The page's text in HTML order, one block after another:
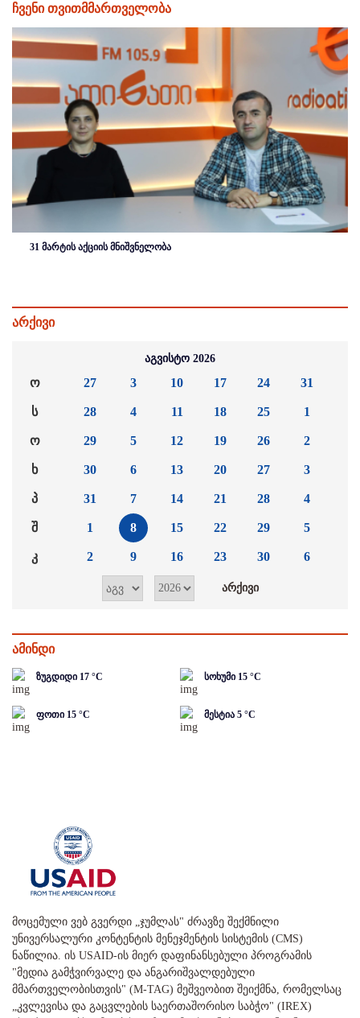
ჩვენი თვითმმართველობა
31 მარტის აქციის მნიშვნელობა
არქივი
აგვისტო 2026
ო
ს
ო
ხ
პ
შ
კ
27
28
29
30
31
1
2
3
4
5
6
7
8
9
10
11
12
13
14
15
16
17
18
19
20
21
22
23
24
25
26
27
28
29
30
31
1
2
3
4
5
6
ამინდი
ზუგდიდი 17 °C სოხუმი 15 °C
ფოთი 15 °C მესტია 5 °C
მოცემული ვებ გვერდი „ჯუმლას" ძრავზე შექმნილი
უნივერსალური კონტენტის მენეჯმენტის სისტემის (CMS)
ნაწილია. ის USAID-ის მიერ დაფინანსებული პროგრამის
"მედია გამჭვირვალე და ანგარიშვალდებული
მმართველობისთვის" (M-TAG) მეშვეობით შეიქმნა, რომელსაც
„კვლევისა და გაცვლების საერთაშორისო საბჭო" (IREX)